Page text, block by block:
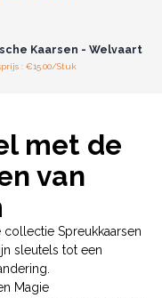
Kaarsen - Welvaart
: €15.00/Stuk
met de
van
Spreukkaarsen
sleutels tot een
Magie